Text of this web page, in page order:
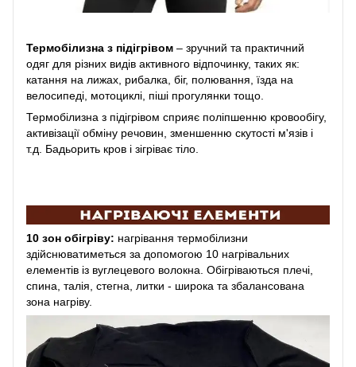
Термобілизна з підігрівом – зручний та практичний
одяг для різних видів активного відпочинку, таких як:
катання на лижах, рибалка, біг, полювання, їзда на
велосипеді, мотоциклі, піші прогулянки тощо.
Термобілизна з підігрівом сприяє поліпшенню кровообігу,
активізації обміну речовин, зменшенню скутості м'язів і
т.д. Бадьорить кров і зігріває тіло.
10 зон обігріву: нагрівання термобілизни
здійснюватиметься за допомогою 10 нагрівальних
елементів із вуглецевого волокна. Обігріваються плечі,
спина, талія, стегна, литки - широка та збалансована
зона нагріву.